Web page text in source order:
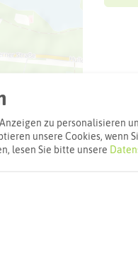
zu personalisieren
unsere Cookies, wenn
lesen Sie bitte unsere